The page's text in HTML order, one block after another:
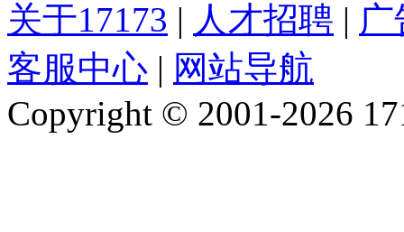
关于17173 | 人才招聘 |
客服中心 | 网站导航
Copyright © 2001-2026